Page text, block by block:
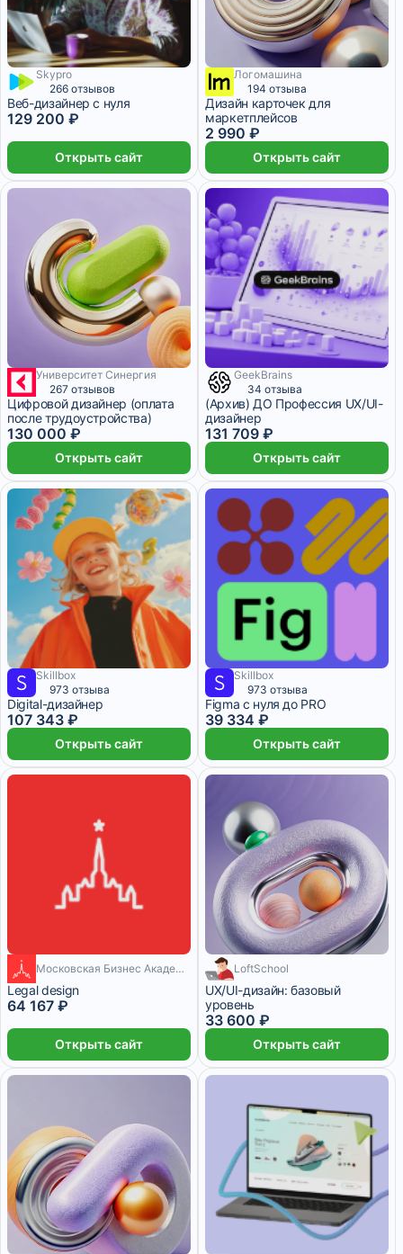
12 месяцев
Skypro
266 отзывов
Веб-дизайнер с нуля
129 200 ₽
Открыть сайт
7 дней
Логомашина
194 отзыва
Дизайн карточек для
маркетплейсов
2 990 ₽
Открыть сайт
6 месяцев
Университет Синергия
267 отзывов
Цифровой дизайнер (оплата
после трудоустройства)
130 000 ₽
Открыть сайт
4 249 ₽/мес
GeekBrains
34 отзыва
(Архив) ДО Профессия UX/UI-
дизайнер
131 709 ₽
Открыть сайт
6 709 ₽/мес 16 месяцев
Skillbox
973 отзыва
Digital-дизайнер
107 343 ₽
Открыть сайт
6 556 ₽/мес 2 месяца
Skillbox
973 отзыва
Figma с нуля до PRO
39 334 ₽
Открыть сайт
1 месяц Московская Бизнес Академия
Legal design
64 167 ₽
Открыть сайт
1 400 ₽/мес 1 месяц
LoftSchool
UX/UI-дизайн: базовый
уровень
33 600 ₽
Открыть сайт